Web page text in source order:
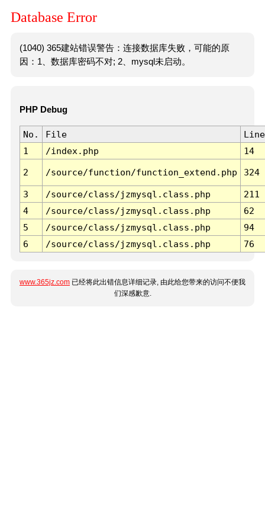
Database Error
(1040) 365建站错误警告：连接数据库失败，可能的原
因：1、数据库密码不对; 2、mysql未启动。
PHP Debug
No. File
Line
1
/index.php 14
2 /source/function/function_extend.php 324
3 /source/class/jzmysql.class.php
211
4
/source/class/jzmysql.class.php
62
5
/source/class/jzmysql.class.php
94
6
/source/class/jzmysql.class.php 76
www.365jz.com 已经将此出错信息详细记录, 由此给您带来的访问不便我
们深感歉意.